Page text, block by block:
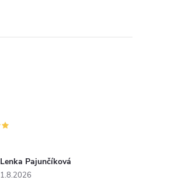
Lenka Pajunčíková
1.8.2026